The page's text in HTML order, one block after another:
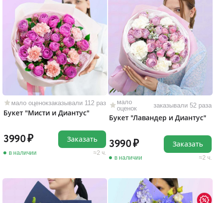
мало оценокзаказывали 112 раз
Букет "Мисти и Диантус"
3990
в наличии 2 ч.
Заказать
мало
оценок
заказывали 52 раза
Букет "Лавандер и Диантус"
3990
в наличии 2 ч.
Заказать